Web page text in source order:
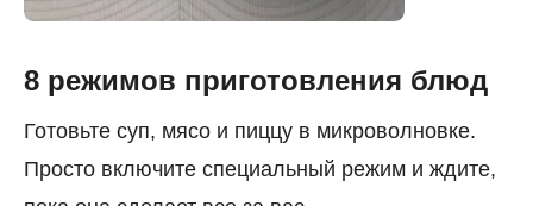
8 режимов приготовления блюд
Готовьте суп, мясо и пиццу в микроволновке.
Просто включите специальный режим и ждите,